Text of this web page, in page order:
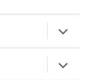
öffnen
öffnen